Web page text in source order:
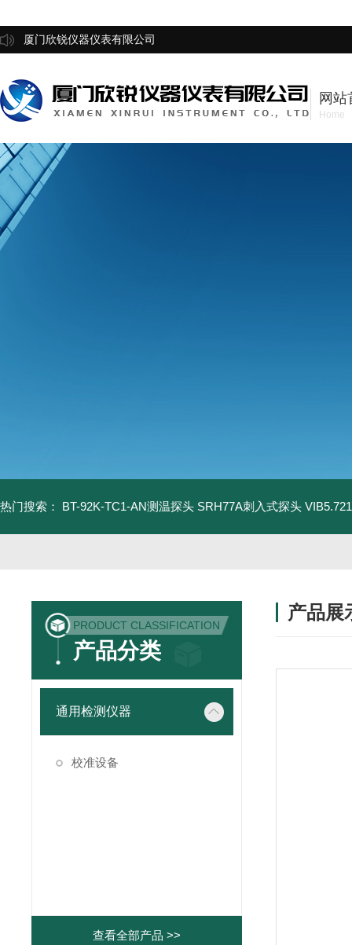
厦门欣锐仪器仪表有限公司
网站
Home
热门搜索： BT-92K-TC1-AN测温探头 SRH77A刺入式探头
PRODUCT CLASSIFICATION
产品分类
通用检测仪器
校准设备
查看全部产品 >>
产品展